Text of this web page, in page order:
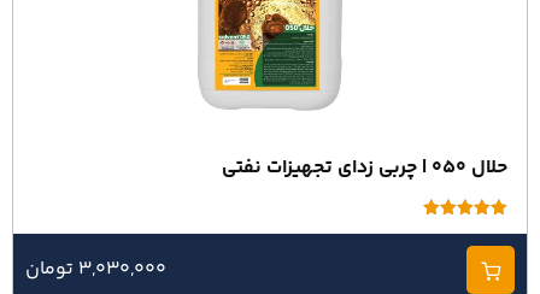
حلال 050 | چربی زدای تجهیزات نفتی
امتیاز5.00
از 5
3,030,000 تومان